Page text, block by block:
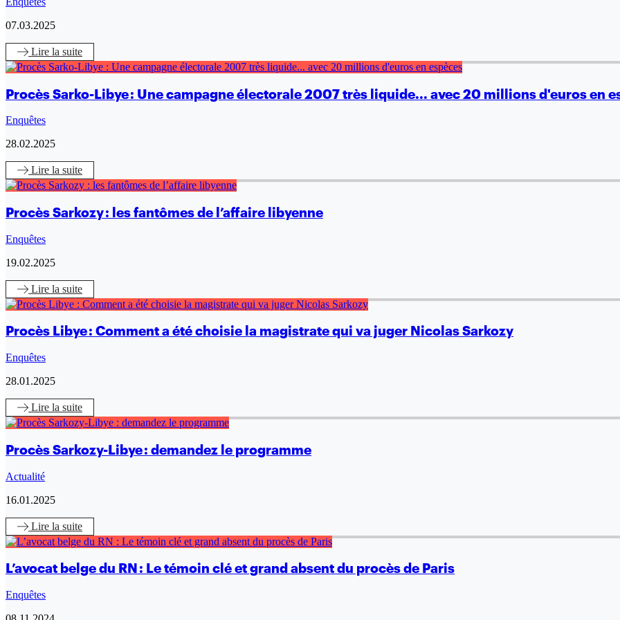
07.03.2025
Lire la suite
Procès Sarko-Libye : Une campagne électorale 2007 très liquide... avec 20 millions d'euros en
Enquêtes
28.02.2025
Lire la suite
Procès Sarkozy : les fantômes de l’affaire libyenne
Enquêtes
19.02.2025
Lire la suite
Procès Libye : Comment a été choisie la magistrate qui va juger Nicolas Sarkozy
Enquêtes
28.01.2025
Lire la suite
Procès Sarkozy-Libye : demandez le programme
Actualité
16.01.2025
Lire la suite
L’avocat belge du RN : Le témoin clé et grand absent du procès de Paris
Enquêtes